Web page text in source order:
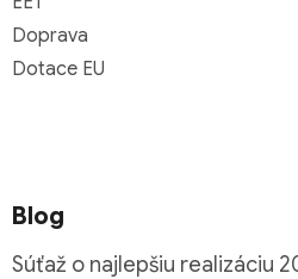
Doprava
Dotace EU
Blog
Súťaž o najlepšiu realizáciu